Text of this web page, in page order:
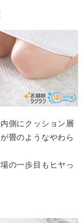
側にクッション層
畳のようなやわら
の一歩目もヒヤっ